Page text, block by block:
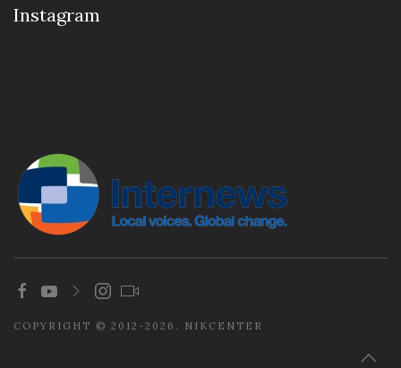
Instagram
COPYRIGHT © 2012-2026. NIKCENTER